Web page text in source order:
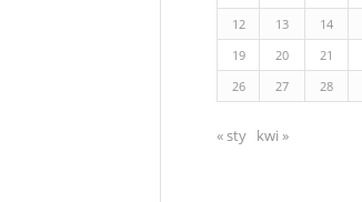
12
13 14
19
20 21
26
27 28
« sty kwi »